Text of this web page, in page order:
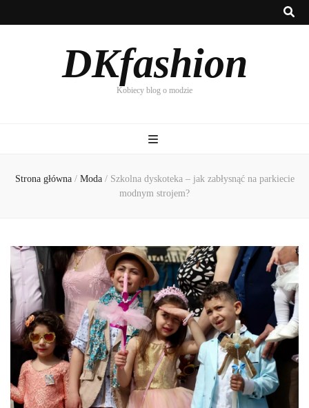
DKfashion
Kobiecy blog o modzie
Strona główna / Moda / Szkolna dyskoteka – jak zabłysnąć na parkiecie
modnym strojem?